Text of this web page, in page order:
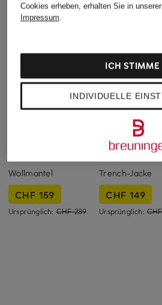
Wollmantel
CHF 159
Ursprünglich: CHF 289
Trench-Jacke
CHF 149
Ursprünglich:
Cookies erheben, erhalten Sie in unserer
Impressum.
INDIVIDUELLE
ICH STIMME